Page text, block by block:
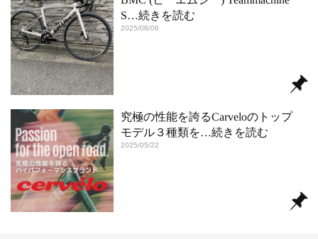
S…続きを読む
2025/08/06
究極の性能を誇るCarveloのトップ
モデル３種類を…続きを読む
2025/05/22